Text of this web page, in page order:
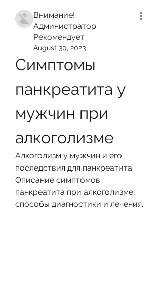
Внимание!
Администратор
Рекомендует
August 30, 2023
Симптомы
панкреатита у
мужчин при
алкоголизме
Алкоголизм у мужчин и его
последствия для панкреатита.
Описание симптомов
панкреатита при алкоголизме,
способы диагностики и лечения.